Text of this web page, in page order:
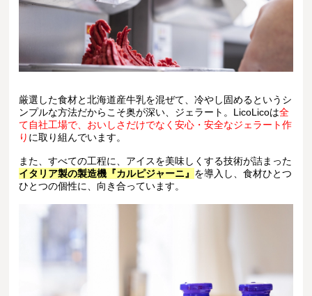
厳選した食材と北海道産牛乳を混ぜて、冷やし固めるというシ
ンプルな方法だからこそ奥が深い、ジェラート。LicoLicoは全
て自社工場で、おいしさだけでなく安心・安全なジェラート作
り に取り組んでいます。
また、すべての工程に、アイスを美味しくする技術が詰まった
イタリア製の製造機『カルピジャーニ』 を導入し、食材ひとつ
ひとつの個性に、向き合っています。